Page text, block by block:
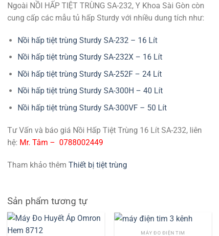
Ngoài NỒI HẤP TIỆT TRÙNG SA-232, Y Khoa Sài Gòn còn
cung cấp các mẫu tủ hấp Sturdy với nhiều dung tích như:
Nồi hấp tiệt trùng Sturdy SA-232 – 16 Lít
Nồi hấp tiệt trùng Sturdy SA-232X – 16 Lít
Nồi hấp tiệt trùng Sturdy SA-252F – 24 Lít
Nồi hấp tiệt trùng Sturdy SA-300H – 40 Lít
Nồi hấp tiệt trùng Sturdy SA-300VF – 50 Lít
Tư Vấn và báo giá Nồi Hấp Tiệt Trùng 16 Lít SA-232, liên
hệ: Mr. Tâm – 0788002449
Tham khảo thêm Thiết bị tiệt trùng
Sản phẩm tương tự
MÁY ĐO ĐIỆN TIM